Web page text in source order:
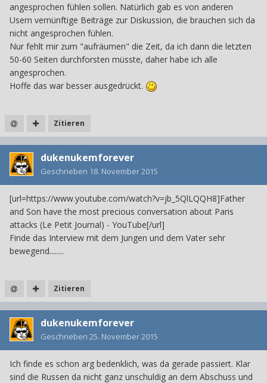
angesprochen fühlen sollen. Natürlich gab es von anderen
Usern vernünftige Beiträge zur Diskussion, die brauchen sich da
nicht angesprochen fühlen.
Nur fehlt mir zum "aufräumen" die Zeit, da ich dann die letzten
50-60 Seiten durchforsten müsste, daher habe ich alle
angesprochen.
Hoffe das war besser ausgedrückt.
Zitieren
dukenukemforever
Geschrieben 18. November 2015
[url=https://www.youtube.com/watch?v=jb_5QlLQQH8]Father
and Son have the most precious conversation about Paris
attacks (Le Petit Journal) - YouTube[/url]
Finde das Interview mit dem Jungen und dem Vater sehr
bewegend........
Zitieren
dukenukemforever
Geschrieben 25. November 2015
Ich finde es schon arg bedenklich, was da gerade passiert. Klar
sind die Russen da nicht ganz unschuldig an dem Abschuss und